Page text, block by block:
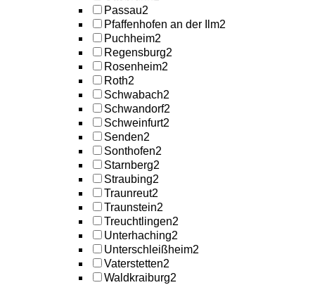
Passau2
Pfaffenhofen an der Ilm2
Puchheim2
Regensburg2
Rosenheim2
Roth2
Schwabach2
Schwandorf2
Schweinfurt2
Senden2
Sonthofen2
Starnberg2
Straubing2
Traunreut2
Traunstein2
Treuchtlingen2
Unterhaching2
Unterschleißheim2
Vaterstetten2
Waldkraiburg2